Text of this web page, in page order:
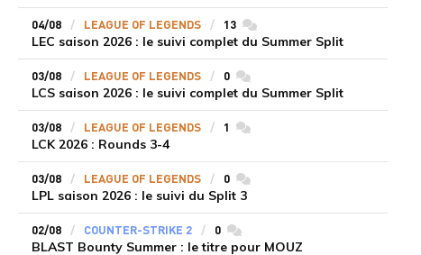
04/08 LEAGUE OF LEGENDS 13commentaires
LEC saison 2026 : le suivi complet du Summer Split
03/08 LEAGUE OF LEGENDS 0commentaires
LCS saison 2026 : le suivi complet du Summer Split
03/08 LEAGUE OF LEGENDS 1 commentaires
LCK 2026 : Rounds 3-4
03/08 LEAGUE OF LEGENDS 0commentaires
LPL saison 2026 : le suivi du Split 3
02/08 COUNTER-STRIKE 2 0commentaires
BLAST Bounty Summer : le titre pour MOUZ